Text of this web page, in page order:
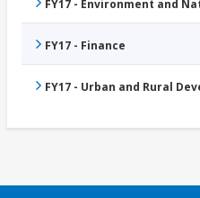
FY17 - Environment and
FY17 - Finance
FY17 - Urban and Rural